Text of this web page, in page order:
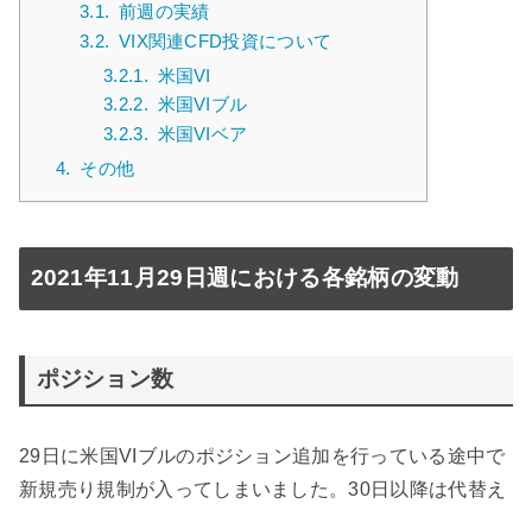
3.1. 前週の実績
3.2. VIX関連CFD投資について
3.2.1. 米国VI
3.2.2. 米国VIブル
3.2.3. 米国VIベア
4. その他
2021年11月29日週における各銘柄の変動
ポジション数
29日に米国VIブルのポジション追加を行っている途中で
新規売り規制が入ってしまいました。30日以降は代替え